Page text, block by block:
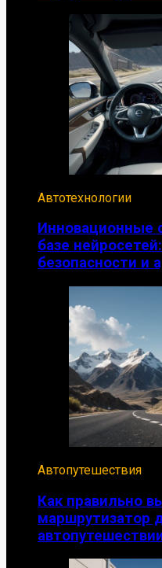
Автотехнологии
Инновационные
базе
безопасности и
Автопутешествия
Как правильно
маршрутизатор